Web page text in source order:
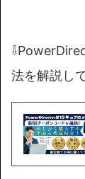
法を解説し